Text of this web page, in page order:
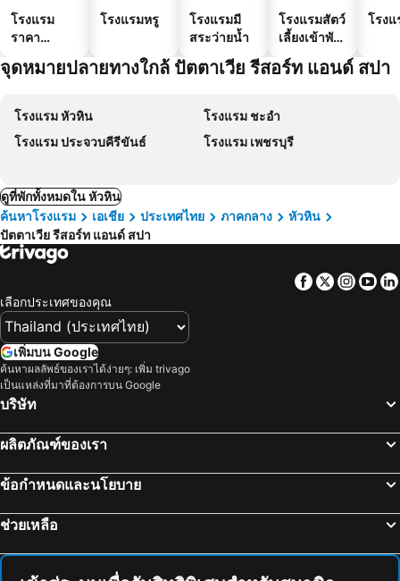
โรงแรม
ราคา
โรงแรมหรู
โรงแรมมี
สระว่ายน้ำ
โรงแรมสัตว์
เลี้ยงเข้าพัก
ได้
โรง
จุดหมายปลายทางใกล้ ปัตตาเวีย รีสอร์ท แอนด์ สปา
โรงแรม หัวหิน
โรงแรม ชะอำ
โรงแรม ประจวบคีรีขันธ์
โรงแรม เพชรบุรี
ดูที่พักทั้งหมดใน หัวหิน
ค้นหาโรงแรม
เอเชีย ประเทศไทย ภาคกลาง
หัวหิน
ปัตตาเวีย รีสอร์ท แอนด์ สปา
Facebook
Twitter
เลือกประเทศของคุณ
เพิ่มบน Google
ค้นหาผลลัพธ์ของเราได้ง่ายๆ: เพิ่ม trivago
เป็นแหล่งที่มาที่ต้องการบน Google
บริษัท
ผลิตภัณฑ์ของเรา
ข้อกำหนดและนโยบาย
ช่วยเหลือ